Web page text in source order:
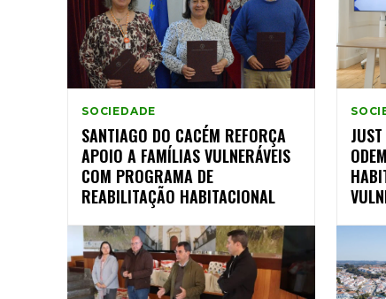
SOCIEDADE
SANTIAGO DO CACÉM REFORÇA
APOIO A FAMÍLIAS VULNERÁVEIS
COM PROGRAMA DE
REABILITAÇÃO HABITACIONAL